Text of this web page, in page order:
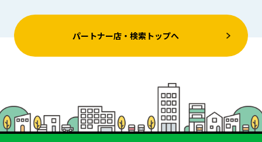
パートナー店・検索トップへ